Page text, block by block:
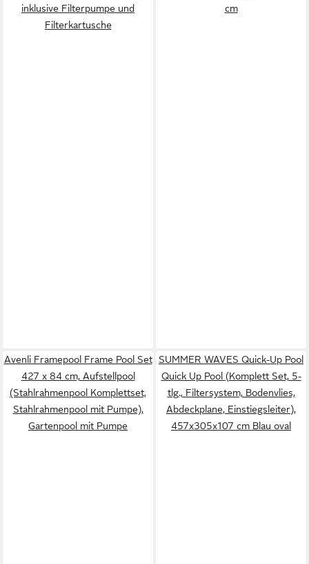
inklusive Filterpumpe und
Filterkartusche
cm
Avenli Framepool Frame Pool Set
427 x 84 cm, Aufstellpool
(Stahlrahmenpool Komplettset,
Stahlrahmenpool mit Pumpe),
Gartenpool mit Pumpe
SUMMER WAVES Quick-Up Pool
Quick Up Pool (Komplett Set, 5-
tlg., Filtersystem, Bodenvlies,
Abdeckplane, Einstiegsleiter),
457x305x107 cm Blau oval